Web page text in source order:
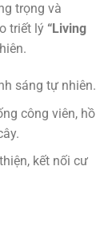
trọng và
triết lý “Living
sáng tự nhiên.
công viên, hồ
kết nối cư